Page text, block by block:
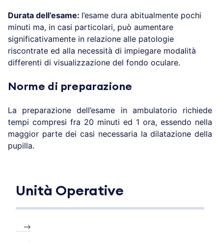
Durata dell’esame: l’esame dura abitualmente pochi
minuti ma, in casi particolari, può aumentare
significativamente in relazione alle patologie
riscontrate ed alla necessità di impiegare modalità
differenti di visualizzazione del fondo oculare.
Norme di preparazione
La preparazione dell’esame in ambulatorio richiede
tempi compresi fra 20 minuti ed 1 ora, essendo nella
maggior parte dei casi necessaria la dilatazione della
pupilla.
Unità Operative